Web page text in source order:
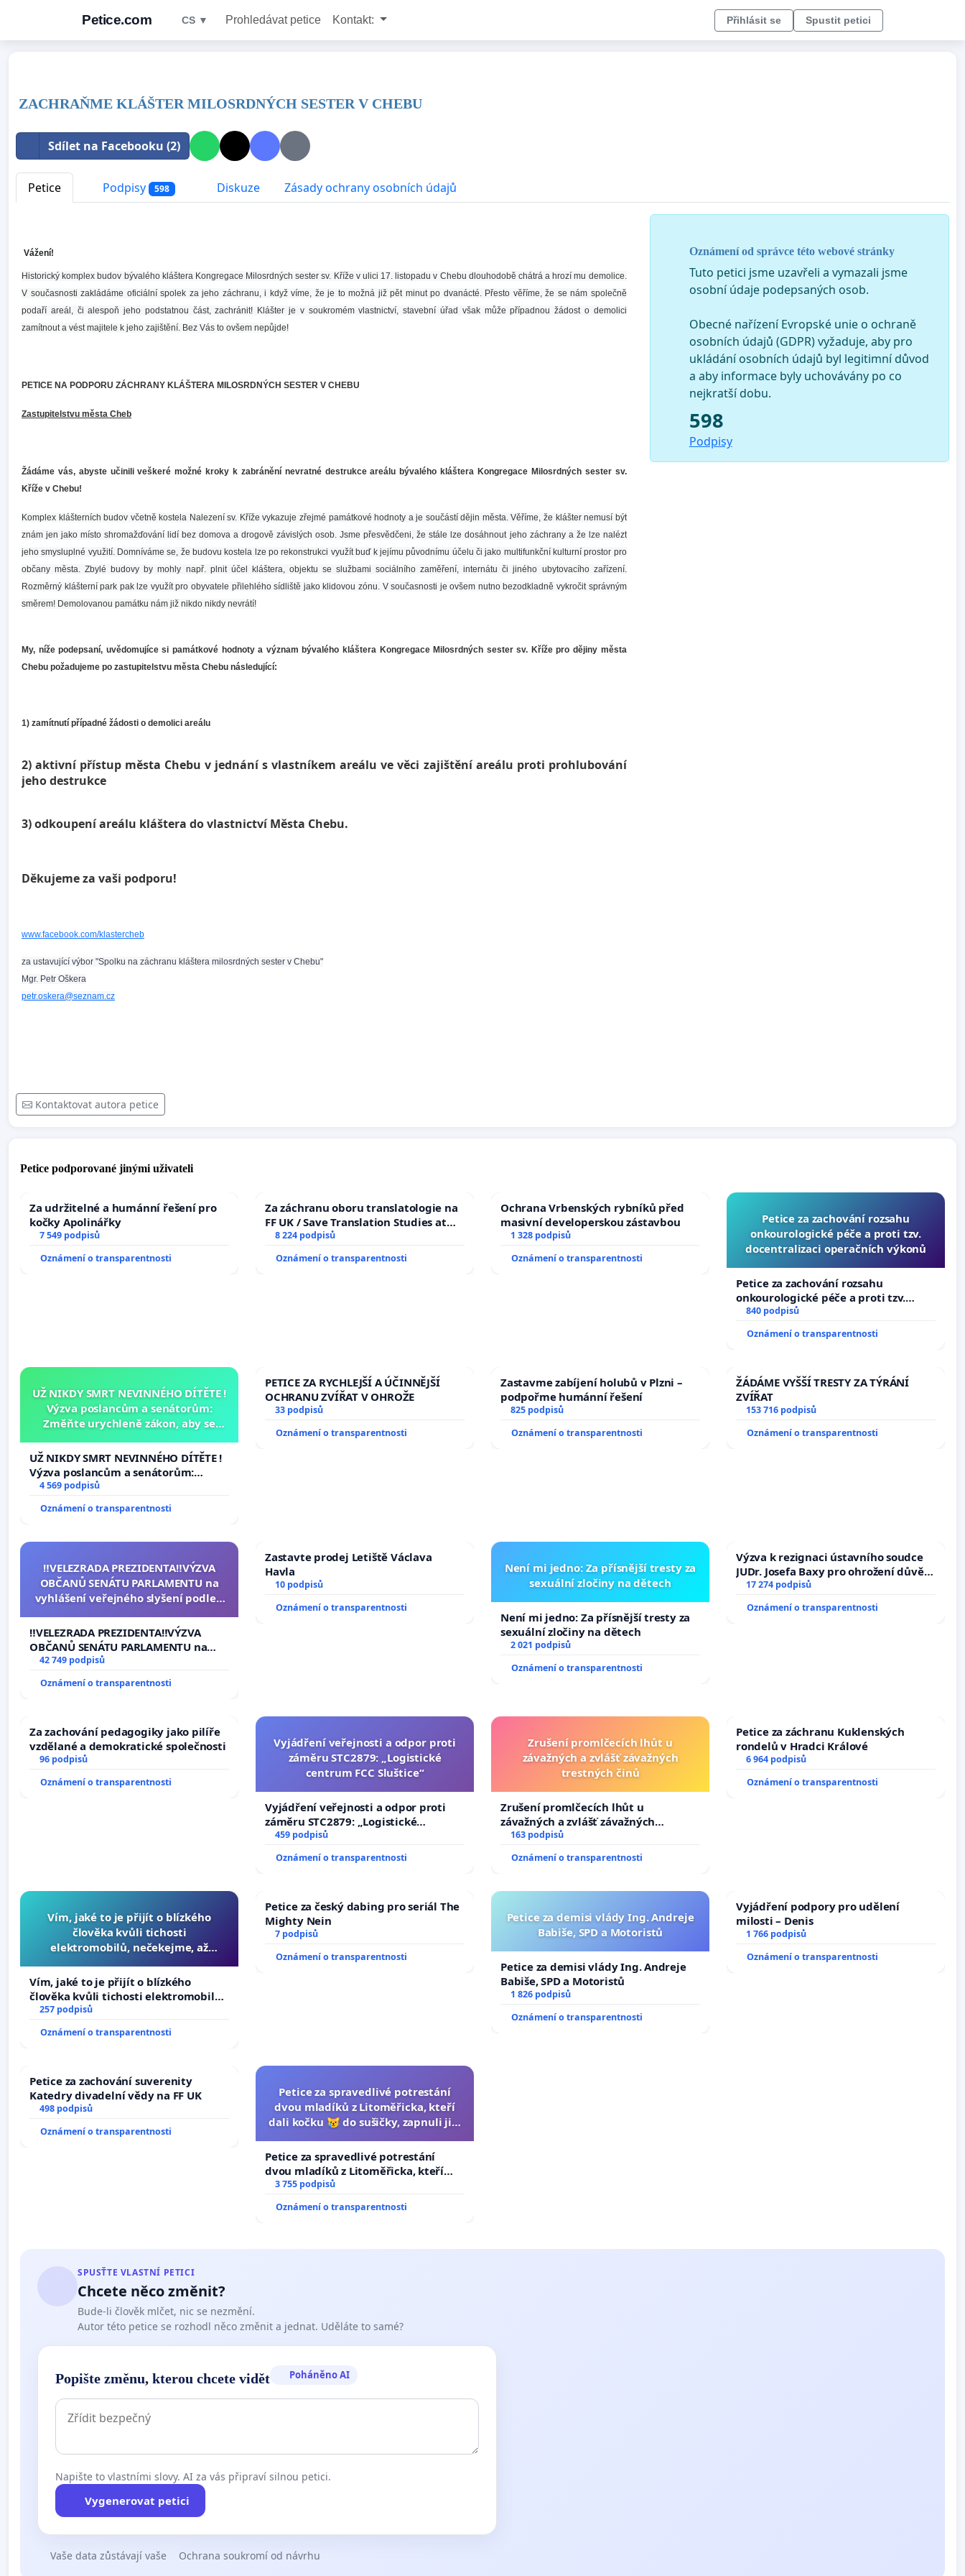
Petice.com CS ▼ Prohledávat petice Kontakt: Přihlásit se Spustit petici
ZACHRAŇME KLÁŠTER MILOSRDNÝCH SESTER V CHEBU
Sdílet na Facebooku (2)
Petice Podpisy 598 Diskuze Zásady ochrany osobních údajů
Vážení!
Historický komplex budov bývalého kláštera Kongregace Milosrdných sester sv. Kříže v ulici 17. listopadu v Chebu dlouhodobě chátrá a hrozí mu demolice.
V současnosti zakládáme oficiální spolek za jeho záchranu, i když víme, že je to možná již pět minut po dvanácté. Přesto věříme, že se nám společně
podaří areál, či alespoň jeho podstatnou část, zachránit! Klášter je v soukromém vlastnictví, stavební úřad však může případnou žádost o demolici
zamítnout a vést majitele k jeho zajištění. Bez Vás to ovšem nepůjde!
PETICE NA PODPORU ZÁCHRANY KLÁŠTERA MILOSRDNÝCH SESTER V CHEBU
Zastupitelstvu města Cheb
Žádáme vás, abyste učinili veškeré možné kroky k zabránění nevratné destrukce areálu bývalého kláštera Kongregace Milosrdných sester sv.
Kříže v Chebu!
Komplex klášterních budov včetně kostela Nalezení sv. Kříže vykazuje zřejmé památkové hodnoty a je součástí dějin města. Věříme, že klášter nemusí být
znám jen jako místo shromažďování lidí bez domova a drogově závislých osob. Jsme přesvědčeni, že stále lze dosáhnout jeho záchrany a že lze nalézt
jeho smysluplné využití. Domníváme se, že budovu kostela lze po rekonstrukci využít buď k jejímu původnímu účelu či jako multifunkční kulturní prostor pro
občany města. Zbylé budovy by mohly např. plnit účel kláštera, objektu se službami sociálního zaměření, internátu či jiného ubytovacího zařízení.
Rozměrný klášterní park pak lze využít pro obyvatele přilehlého sídliště jako klidovou zónu. V současnosti je ovšem nutno bezodkladně vykročit správným
směrem! Demolovanou památku nám již nikdo nikdy nevrátí!
My, níže podepsaní, uvědomujíce si památkové hodnoty a význam bývalého kláštera Kongregace Milosrdných sester sv. Kříže pro dějiny města
Chebu požadujeme po zastupitelstvu města Chebu následující:
1) zamítnutí případné žádosti o demolici areálu
2) aktivní přístup města Chebu v jednání s vlastníkem areálu ve věci zajištění areálu proti prohlubování
jeho destrukce
3) odkoupení areálu kláštera do vlastnictví Města Chebu.
Děkujeme za vaši podporu!
www.facebook.com/klastercheb
za ustavující výbor "Spolku na záchranu kláštera milosrdných sester v Chebu"
Mgr. Petr Oškera
petr.oskera@seznam.cz
Kontaktovat autora petice
Oznámení od správce této webové stránky
Tuto petici jsme uzavřeli a vymazali jsme
osobní údaje podepsaných osob.
Obecné nařízení Evropské unie o ochraně
osobních údajů (GDPR) vyžaduje, aby pro
ukládání osobních údajů byl legitimní důvod
a aby informace byly uchovávány po co
nejkratší dobu.
598
Podpisy
Petice podporované jinými uživateli
Za udržitelné a humánní řešení pro
kočky Apolinářky
7 549 podpisů
Oznámení o transparentnosti
Za záchranu oboru translatologie na
FF UK / Save Translation Studies at
the Faculty of Arts, Charles
8 224 podpisů
Oznámení o transparentnosti
Ochrana Vrbenských rybníků před
masivní developerskou zástavbou
1 328 podpisů
Oznámení o transparentnosti
Petice za zachování rozsahu
onkourologické péče a proti tzv.
docentralizaci operačních výkonů
Petice za zachování rozsahu
onkourologické péče a proti tzv.
docentralizaci operačních výkonů
840 podpisů
Oznámení o transparentnosti
UŽ NIKDY SMRT NEVINNÉHO DÍTĚTE !
Výzva poslancům a senátorům:
Změňte urychleně zákon, aby se
opakovat!
UŽ NIKDY SMRT NEVINNÉHO DÍTĚTE !
Výzva poslancům a senátorům:
Změňte urychleně zákon, aby se
opakovat!
4 569 podpisů
Oznámení o transparentnosti
PETICE ZA RYCHLEJŠÍ A ÚČINNĚJŠÍ
OCHRANU ZVÍŘAT V OHROŽE
33 podpisů
Oznámení o transparentnosti
Zastavme zabíjení holubů v Plzni –
podpořme humánní řešení
825 podpisů
Oznámení o transparentnosti
ŽÁDÁME VYŠŠÍ TRESTY ZA TÝRÁNÍ
ZVÍŘAT
153 716 podpisů
Oznámení o transparentnosti
‼️VELEZRADA PREZIDENTA‼️VÝZVA
OBČANŮ SENÁTU PARLAMENTU na
vyhlášení veřejného slyšení podle §
na přijetí usnesení k podání ústavní
žaloby na prezidenta republiky
‼️VELEZRADA PREZIDENTA‼️VÝZVA
OBČANŮ SENÁTU PARLAMENTU na
vyhlášení veřejného slyšení podle §
na přijetí usnesení k podání ústavní
42 749 podpisů
Oznámení o transparentnosti
Zastavte prodej Letiště Václava
Havla
10 podpisů
Oznámení o transparentnosti
Není mi jedno: Za přísnější tresty za
sexuální zločiny na dětech
Není mi jedno: Za přísnější tresty za
sexuální zločiny na dětech
2 021 podpisů
Oznámení o transparentnosti
Výzva k rezignaci ústavního soudce
JUDr. Josefa Baxy pro ohrožení důvěry
ve spravedlivý proces
17 274 podpisů
Oznámení o transparentnosti
Za zachování pedagogiky jako pilíře
vzdělané a demokratické společnosti
96 podpisů
Oznámení o transparentnosti
Vyjádření veřejnosti a odpor proti
záměru STC2879: „Logistické
centrum FCC Sluštice“
Vyjádření veřejnosti a odpor proti
záměru STC2879: „Logistické
centrum FCC Sluštice“
459 podpisů
Oznámení o transparentnosti
Zrušení promlčecích lhůt u
závažných a zvlášť závažných
trestných činů
Zrušení promlčecích lhůt u
závažných a zvlášť závažných
trestných činů
163 podpisů
Oznámení o transparentnosti
Petice za záchranu Kuklenských
rondelů v Hradci Králové
6 964 podpisů
Oznámení o transparentnosti
Vím, jaké to je přijít o blízkého
člověka kvůli tichosti
elektromobilů, nečekejme, až
auta!
Vím, jaké to je přijít o blízkého
člověka kvůli tichosti elektromobilů,
nečekejme, až přibydou další,
257 podpisů
Oznámení o transparentnosti
Petice za český dabing pro seriál The
Mighty Nein
7 podpisů
Oznámení o transparentnosti
Petice za demisi vlády Ing. Andreje
Babiše, SPD a Motoristů
Petice za demisi vlády Ing. Andreje
Babiše, SPD a Motoristů
1 826 podpisů
Oznámení o transparentnosti
Vyjádření podpory pro udělení
milosti – Denis
1 766 podpisů
Oznámení o transparentnosti
Petice za zachování suverenity
Katedry divadelní vědy na FF UK
498 podpisů
Oznámení o transparentnosti
Petice za spravedlivé potrestání
dvou mladíků z Litoměřicka, kteří
dali kočku 😿 do sušičky, zapnuli ji a
Petice za spravedlivé potrestání
dvou mladíků z Litoměřicka, kteří
dali kočku 😿 do sušičky, zapnuli ji a
3 755 podpisů
Oznámení o transparentnosti
SPUSŤTE VLASTNÍ PETICI
Chcete něco změnit?
Bude-li člověk mlčet, nic se nezmění.
Autor této petice se rozhodl něco změnit a jednat. Uděláte to samé?
Popište změnu, kterou chcete vidět Poháněno AI
Napište to vlastními slovy. AI za vás připraví silnou petici.
Vygenerovat petici
Vaše data zůstávají vaše Ochrana soukromí od návrhu